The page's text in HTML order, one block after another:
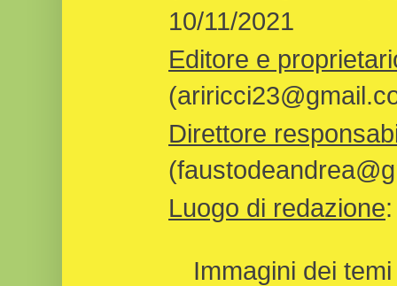
10/11/2021
Editore e
Direttore
Luogo di redazione
Immagini dei